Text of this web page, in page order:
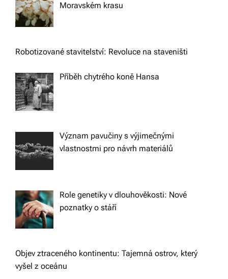
Moravském krasu
Robotizované stavitelství: Revoluce na staveništi
Příběh chytrého koně Hansa
Význam pavučiny s výjimečnými
vlastnostmi pro návrh materiálů
Role genetiky v dlouhověkosti: Nové
poznatky o stáří
Objev ztraceného kontinentu: Tajemná ostrov, který
vyšel z oceánu